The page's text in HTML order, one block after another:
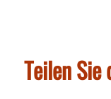
Teilen